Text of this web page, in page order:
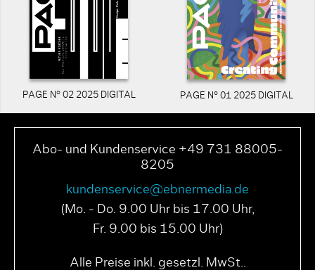
PAGE N° 02 2025 DIGITAL PAGE N° 01 2025 DIGITAL
Abo- und Kundenservice +49 731 88005-
8205
kundenservice@ebnermedia.de
(Mo. - Do. 9.00 Uhr bis 17.00 Uhr,
Fr. 9.00 bis 15.00 Uhr)
Alle Preise inkl. gesetzl. MwSt..